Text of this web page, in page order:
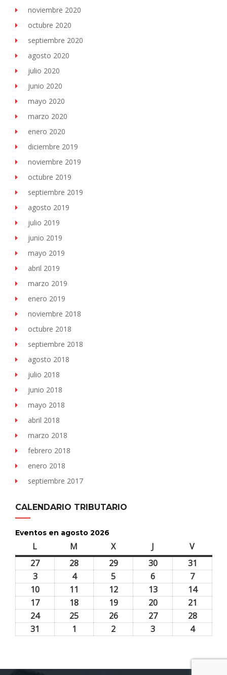
noviembre 2020
octubre 2020
septiembre 2020
agosto 2020
julio 2020
junio 2020
mayo 2020
marzo 2020
enero 2020
diciembre 2019
noviembre 2019
octubre 2019
septiembre 2019
agosto 2019
julio 2019
junio 2019
mayo 2019
abril 2019
marzo 2019
enero 2019
noviembre 2018
octubre 2018
septiembre 2018
agosto 2018
julio 2018
junio 2018
mayo 2018
abril 2018
marzo 2018
febrero 2018
enero 2018
septiembre 2017
CALENDARIO TRIBUTARIO
Eventos en agosto 2026
L M Xmiércoles J Vviernes
2727
28 2929
2026
3030
2026
31
2026
33
agosto,
2026
44
agosto,
2026
5
agosto,
2026
6
agosto,
2026
77
agosto,
2026
10
agosto,
2026
11 1212
agosto,
2026
1313
agosto,
2026
1414
2026
1717
agosto,
18 1919
agosto,
2020
agosto,
21
agosto,
2424
25 2626
2727
2828
31 1 2 3 44